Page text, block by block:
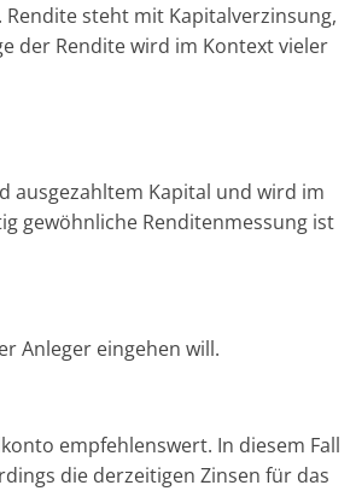
steht mit Kapitalverzinsung,
der Rendite wird im Kontext vieler
ausgezahltem Kapital und wird im
gewöhnliche Renditenmessung ist
Anleger eingehen will.
empfehlenswert. In diesem Fall
die derzeitigen Zinsen für das